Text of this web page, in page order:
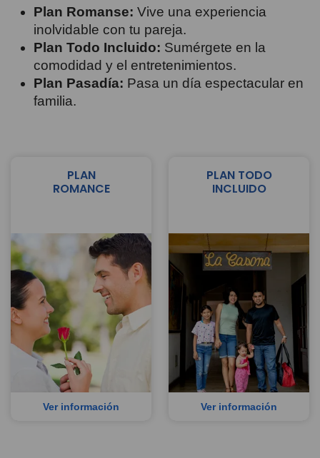
Plan Romanse: Vive una experiencia
inolvidable con tu pareja.
Plan Todo Incluido: Sumérgete en la
comodidad y el entretenimientos.
Plan Pasadía: Pasa un día espectacular en
familia.
PLAN
ROMANCE
Ver información
PLAN TODO
INCLUIDO
Ver información